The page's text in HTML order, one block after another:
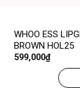
WHOO ESS
BROWN HOL25
599,000₫